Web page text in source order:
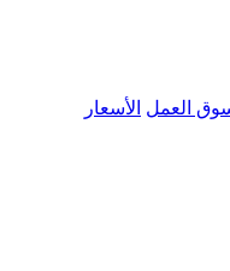
العمل الأسعار